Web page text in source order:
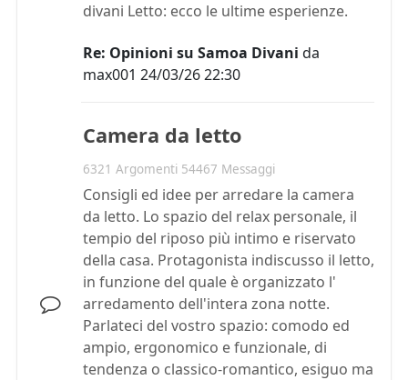
divani Letto: ecco le ultime esperienze.
Re: Opinioni su Samoa Divani da
max001 24/03/26 22:30
Camera da letto
6321 Argomenti 54467 Messaggi
Consigli ed idee per arredare la camera
da letto. Lo spazio del relax personale, il
tempio del riposo più intimo e riservato
della casa. Protagonista indiscusso il letto,
in funzione del quale è organizzato l'
arredamento dell'intera zona notte.
Parlateci del vostro spazio: comodo ed
ampio, ergonomico e funzionale, di
tendenza o classico-romantico, esiguo ma